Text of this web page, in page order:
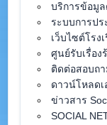
บริการข้อมูล
ระบบการปร
เว็บไซต์โรง
ศูนย์รับเรื่อง
ติดต่อสอบถ
ดาวน์โหลดเ
ข่าวสาร
SOCIAL